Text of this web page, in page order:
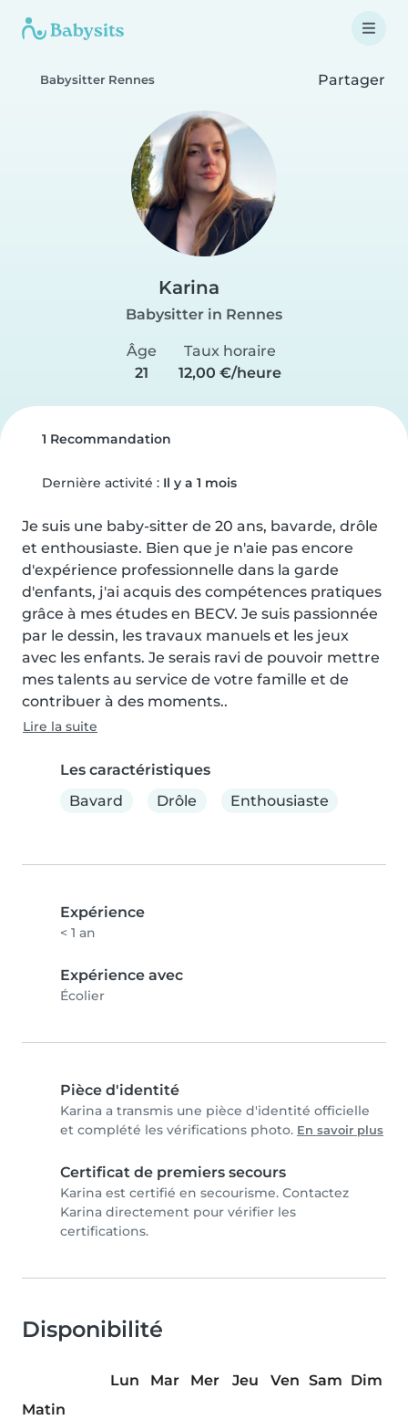
Babysitter Rennes Partager
Karina
Babysitter in Rennes
Âge
21
Taux horaire
12,00 €/heure
1 Recommandation
Dernière activité : Il y a 1 mois
Je suis une baby-sitter de 20 ans, bavarde, drôle
et enthousiaste. Bien que je n'aie pas encore
d'expérience professionnelle dans la garde
d'enfants, j'ai acquis des compétences pratiques
grâce à mes études en BECV. Je suis passionnée
par le dessin, les travaux manuels et les jeux
avec les enfants. Je serais ravi de pouvoir mettre
mes talents au service de votre famille et de
contribuer à des moments..
Lire la suite
Les caractéristiques
Bavard
Drôle Enthousiaste
Expérience
< 1 an
Expérience avec
Écolier
Pièce d'identité
Karina a transmis une pièce d'identité officielle
et complété les vérifications photo. En savoir plus
Certificat de premiers secours
Karina est certifié en secourisme. Contactez
Karina directement pour vérifier les
certifications.
Disponibilité
Lun Mar Mer Jeu Ven Sam Dim
Matin